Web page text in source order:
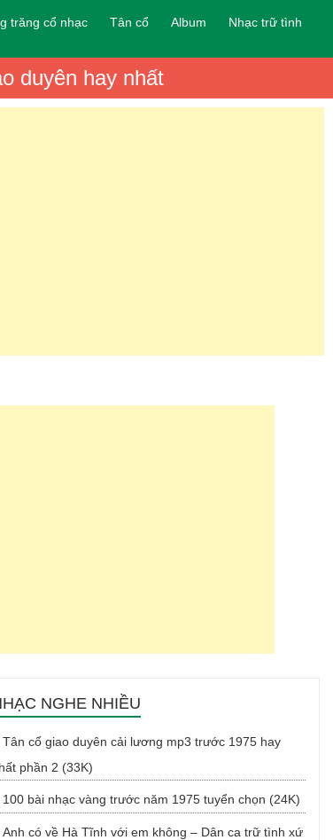
trăng cổ nhạc Tân cổ Album Nhạc trữ tình
duyên hay nhất
NGHE NHIỀU
Tân cổ giao duyên cải lương mp3 trước 1975 hay
phần 2 (33K)
100 bài nhạc vàng trước năm 1975 tuyển chọn (24K)
Anh có về Hà Tĩnh với em không – Dân ca trữ tình xứ